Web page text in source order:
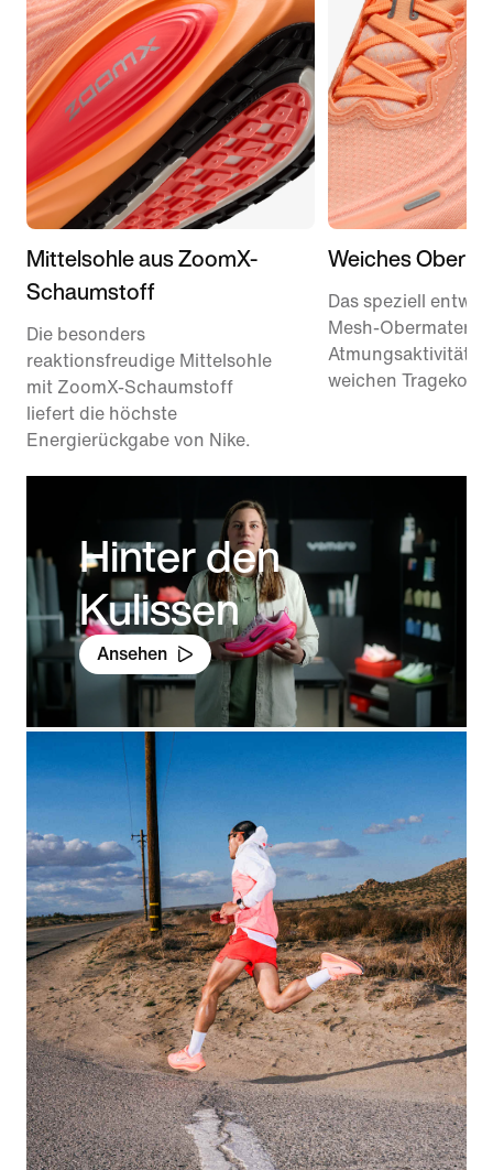
Mittelsohle aus ZoomX-
Schaumstoff
Die besonders
reaktionsfreudige Mittelsohle
mit ZoomX-Schaumstoff
liefert die höchste
Energierückgabe von Nike.
Weiches
Das speziell
Mesh-
Atmungsaktivität
weichen
Hinter den
Kulissen
Ansehen